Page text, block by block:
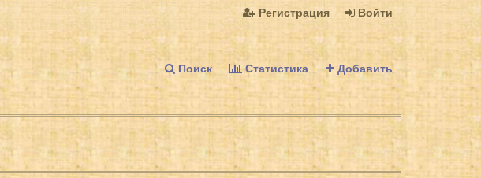
Регистрация Войти
Поиск Статистика Добавить